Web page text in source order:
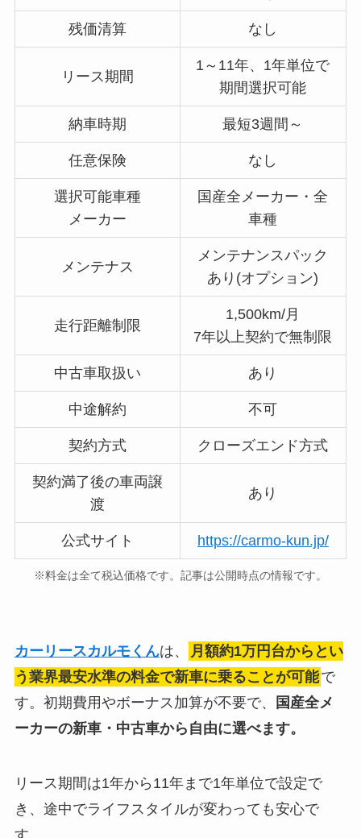
残価清算 なし
リース期間
1～11年、1年単位で
期間選択可能
納車時期 最短3週間～
任意保険 なし
選択可能車種
メーカー
国産全メーカー・全
車種
メンテナス
メンテナンスパック
あり(オプション)
走行距離制限
1,500km/月
7年以上契約で無制限
中古車取扱い あり
中途解約 不可
契約方式 クローズエンド方式
契約満了後の車両譲
渡
あり
公式サイト https://carmo-kun.jp/
※料金は全て税込価格です。記事は公開時点の情報です。
カーリースカルモくんは、
月額約1万円台からとい
う業界最安水準の料金で新車に乗ることが可能で
す。初期費用やボーナス加算が不要で、
国産全メ
ーカーの新車・中古車から自由に選べます。
リース期間は1年から11年まで1年単位で設定で
き、途中でライフスタイルが変わっても安心で
す。